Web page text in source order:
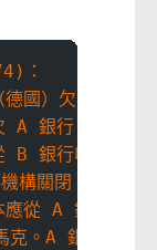
：
國）欠 B 銀行
銀行 2 億德國
銀行收到 1 億
構關閉 A 銀行（
從 A 銀行收到
。A 銀行的債